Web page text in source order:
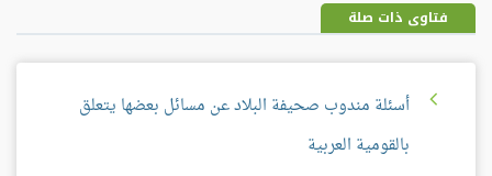
فتاوى ذات صلة
أسئلة مندوب صحيفة البلاد عن مسائل بعضها يتعلق
بالقومية العربية